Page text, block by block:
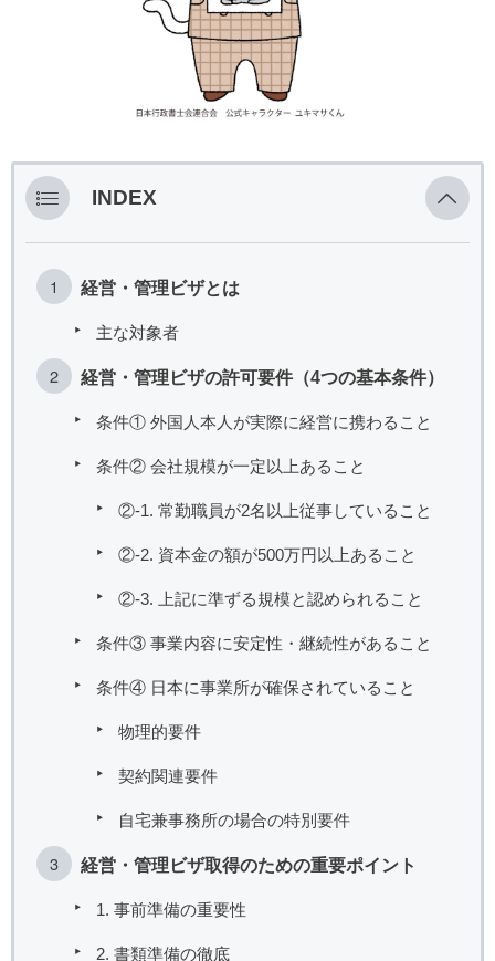
INDEX
経営・管理ビザとは
主な対象者
経営・管理ビザの許可要件（4つの基本条件）
条件① 外国人本人が実際に経営に携わること
条件② 会社規模が一定以上あること
②-1. 常勤職員が2名以上従事していること
②-2. 資本金の額が500万円以上あること
②-3. 上記に準ずる規模と認められること
条件③ 事業内容に安定性・継続性があること
条件④ 日本に事業所が確保されていること
物理的要件
契約関連要件
自宅兼事務所の場合の特別要件
経営・管理ビザ取得のための重要ポイント
1. 事前準備の重要性
2. 書類準備の徹底